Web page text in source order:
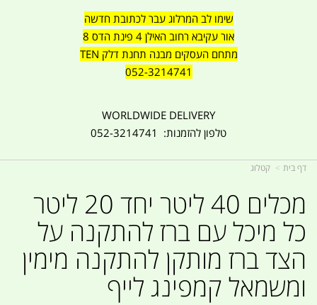
שימו לב המרלוג עבר לכתובת חדשה
אור עקיבא רחוב האילן 4 פינת הדס 8
מתחם העסקים מבנה תחנת דלק TEN
052-3214741
WORLDWIDE DELIVERY
טלפון להזמנות: 052-3214741
דף בית קטלוג
מכלים 40 ליטר יחד 20 ליטר
כל מיכל עם ברז להתקנה על
הצד ברז מותקן להתקנה מימין
ומשמאל קמפינג לייף